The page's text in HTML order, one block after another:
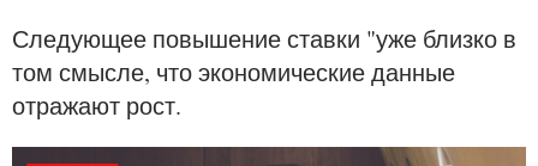
Следующее повышение ставки "уже близко в
том смысле, что экономические данные
отражают рост.